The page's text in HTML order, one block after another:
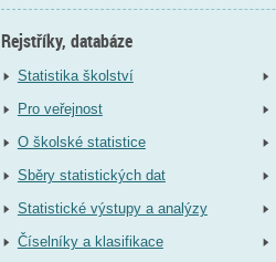
Rejstříky, databáze
Statistika školství
Pro veřejnost
O školské statistice
Sběry statistických dat
Statistické výstupy a analýzy
Číselníky a klasifikace